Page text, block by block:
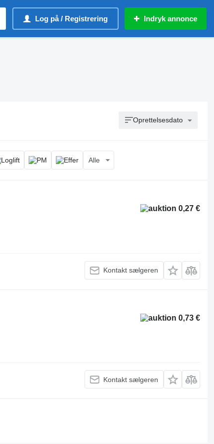
Log på / Registrering Indryk annonce
Oprettelsesdato
Alle
0,27 €
Kontakt sælgeren
0,73 €
Kontakt sælgeren